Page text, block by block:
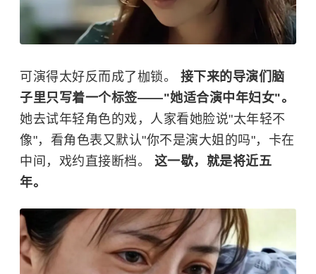
可演得太好反而成了枷锁。 接下来的导演们脑
子里只写着一个标签——"她适合演中年妇女"。
她去试年轻角色的戏，人家看她脸说"太年轻不
像"，看角色表又默认"你不是演大姐的吗"，卡在
中间，戏约直接断档。 这一歇，就是将近五
年。